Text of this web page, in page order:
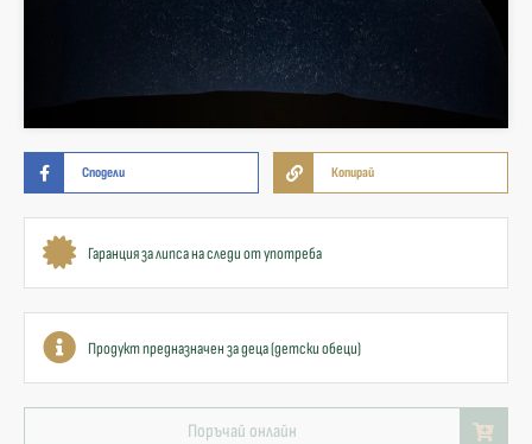
Сподели Копирай
Гаранция за липса на следи от употреба
Продукт предназначен за деца (детски обеци)
Поръчай онлайн